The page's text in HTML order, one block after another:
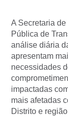
A Secretaria
Pública de
análise diária
apresentam
necessidades
impactadas
mais afetadas
Distrito e